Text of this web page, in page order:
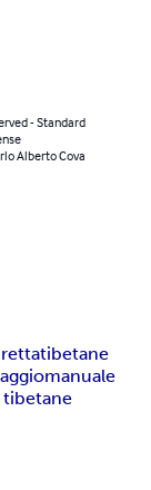
- Standard
Alberto Cova
tibetane
manuale